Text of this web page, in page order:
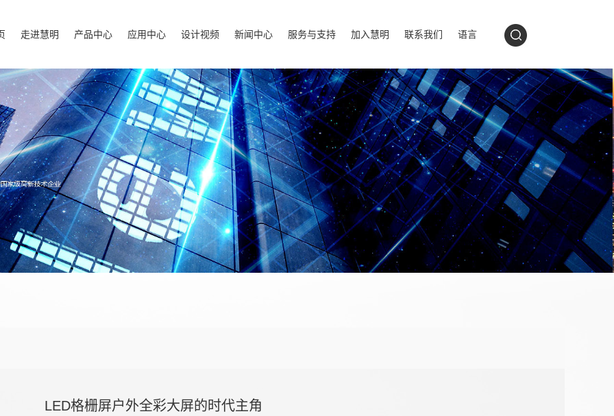
走进慧明 产品中心 应用中心 设计视频 新闻中心 服务与支持 加入慧明 联系我们 语言
LED格栅屏户外全彩大屏的时代主角